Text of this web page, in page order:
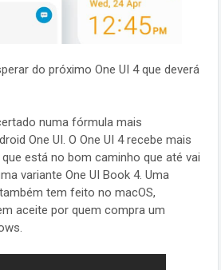
do próximo One UI 4 que deverá
numa fórmula mais
One UI. O One UI 4 recebe mais
está no bom caminho que até vai
variante One UI Book 4. Uma
tem feito no macOS,
aceite por quem compra um